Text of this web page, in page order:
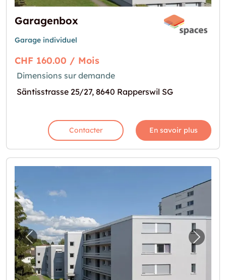
Garagenbox
Garage individuel
CHF 160.00 / Mois
Dimensions sur demande
Säntisstrasse 25/27, 8640 Rapperswil SG
Contacter En savoir plus
Image précédente pour "Garagenbox"